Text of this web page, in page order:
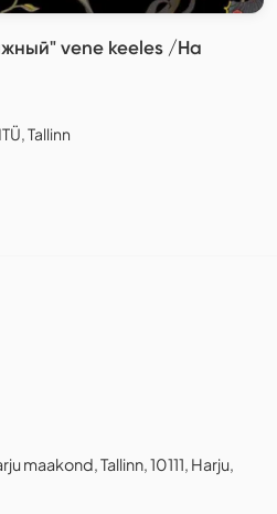
vene keeles /На
Tallinn
maakond, Tallinn, 10111, Harju,